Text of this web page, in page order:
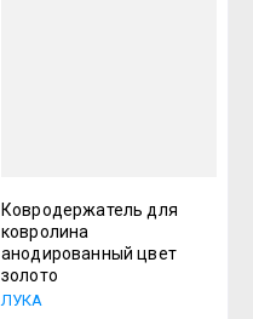
Ковродержатель для
ковролина
анодированный цвет
золото
ЛУКА